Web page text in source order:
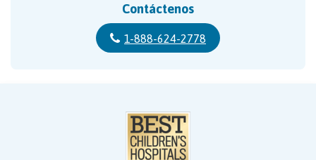
Contáctenos
1-888-624-2778